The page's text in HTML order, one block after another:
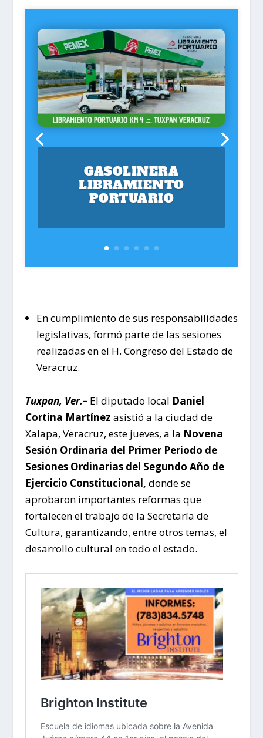
GASOLINERA
LIBRAMIENTO
PORTUARIO
En cumplimiento de sus responsabilidades
legislativas, formó parte de las sesiones
realizadas en el H. Congreso del Estado de
Veracruz.
Tuxpan, Ver.– El diputado local Daniel
Cortina Martínez asistió a la ciudad de
Xalapa, Veracruz, este jueves, a la Novena
Sesión Ordinaria del Primer Periodo de
Sesiones Ordinarias del Segundo Año de
Ejercicio Constitucional, donde se
aprobaron importantes reformas que
fortalecen el trabajo de la Secretaría de
Cultura, garantizando, entre otros temas, el
desarrollo cultural en todo el estado.